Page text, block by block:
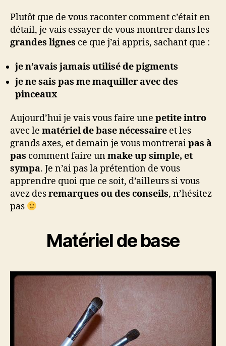
Plutôt que de vous raconter comment c’était en
détail, je vais essayer de vous montrer dans les
grandes lignes ce que j’ai appris, sachant que :
je n’avais jamais utilisé de pigments
je ne sais pas me maquiller avec des
pinceaux
Aujourd’hui je vais vous faire une petite intro
avec le matériel de base nécessaire et les
grands axes, et demain je vous montreraipas à
pas comment faire unmake up simple, et
sympa. Je n’ai pas la prétention de vous
apprendre quoi que ce soit, d’ailleurs si vous
avez desremarques ou des conseils, n’hésitez
pas
Matériel de base